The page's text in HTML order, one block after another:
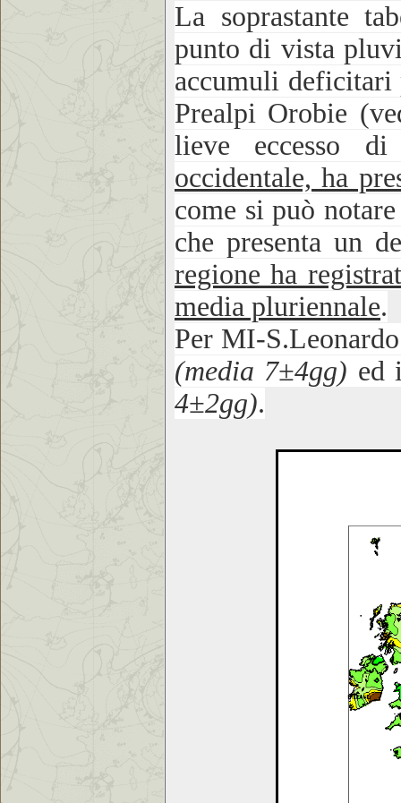
La soprastante
punto di vista
accumuli deficitari
Prealpi Orobie
lieve eccesso
occidentale, ha
come si può
che presenta un
regione ha
media pluriennale.
Per MI-
(media 7±4gg)
4±2gg).